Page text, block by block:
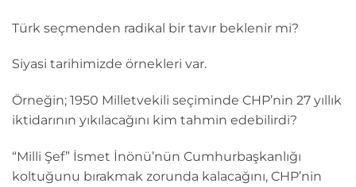
Türk seçmenden radikal bir tavır beklenir mi?
Siyasi tarihimizde örnekleri var.
Örneğin; 1950 Milletvekili seçiminde CHP’nin 27 yıllık
iktidarının yıkılacağını kim tahmin edebilirdi?
“Milli Şef” İsmet İnönü’nün Cumhurbaşkanlığı
koltuğunu bırakmak zorunda kalacağını, CHP’nin